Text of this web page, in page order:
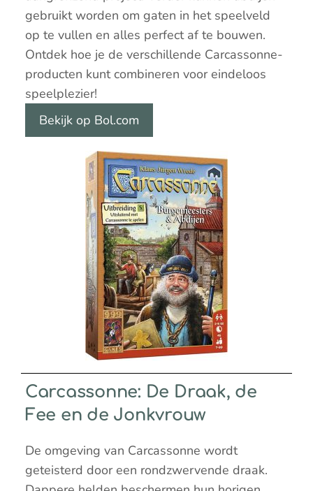
gebruikt worden om gaten in het speelveld
op te vullen en alles perfect af te bouwen.
Ontdek hoe je de verschillende Carcassonne-
producten kunt combineren voor eindeloos
speelplezier!
Bekijk op Bol.com
Carcassonne: De Draak, de
Fee en de Jonkvrouw
De omgeving van Carcassonne wordt
geteisterd door een rondzwervende draak.